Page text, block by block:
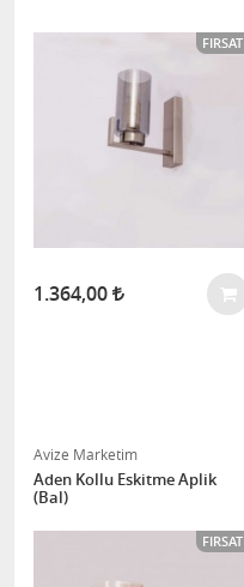
FIRSAT
1.364,00
Avize Marketim
Aden Kollu Eskitme Aplik
(Bal)
FIRSAT